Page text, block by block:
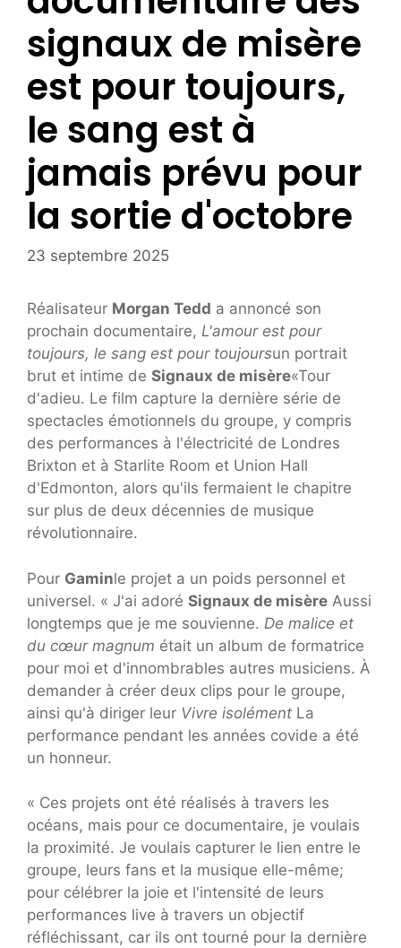
signaux de misère
est pour toujours,
le sang est à
jamais prévu pour
la sortie d'octobre
23 septembre 2025
Réalisateur Morgan Tedd a annoncé son
prochain documentaire, L'amour est pour
toujours, le sang est pour toujoursun portrait
brut et intime de Signaux de misère«Tour
d'adieu. Le film capture la dernière série de
spectacles émotionnels du groupe, y compris
des performances à l'électricité de Londres
Brixton et à Starlite Room et Union Hall
d'Edmonton, alors qu'ils fermaient le chapitre
sur plus de deux décennies de musique
révolutionnaire.
Pour Gaminle projet a un poids personnel et
universel. « J'ai adoré Signaux de misère Aussi
longtemps que je me souvienne. De malice et
du cœur magnum était un album de formatrice
pour moi et d'innombrables autres musiciens. À
demander à créer deux clips pour le groupe,
ainsi qu'à diriger leur Vivre isolément La
performance pendant les années covide a été
un honneur.
« Ces projets ont été réalisés à travers les
océans, mais pour ce documentaire, je voulais
la proximité. Je voulais capturer le lien entre le
groupe, leurs fans et la musique elle-même;
pour célébrer la joie et l'intensité de leurs
performances live à travers un objectif
réfléchissant, car ils ont tourné pour la dernière